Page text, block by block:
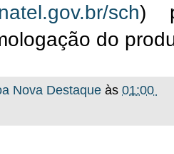
sch)
do
Nova Destaque às 01:00